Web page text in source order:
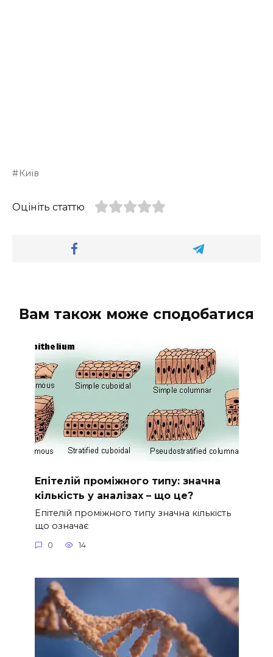
Київ
Оцініть статтю
Вам також може сподобатися
Епітелій проміжного типу: значна
кількість у аналізах – що це?
Епітелій проміжного типу значна кількість
що означає
0 14